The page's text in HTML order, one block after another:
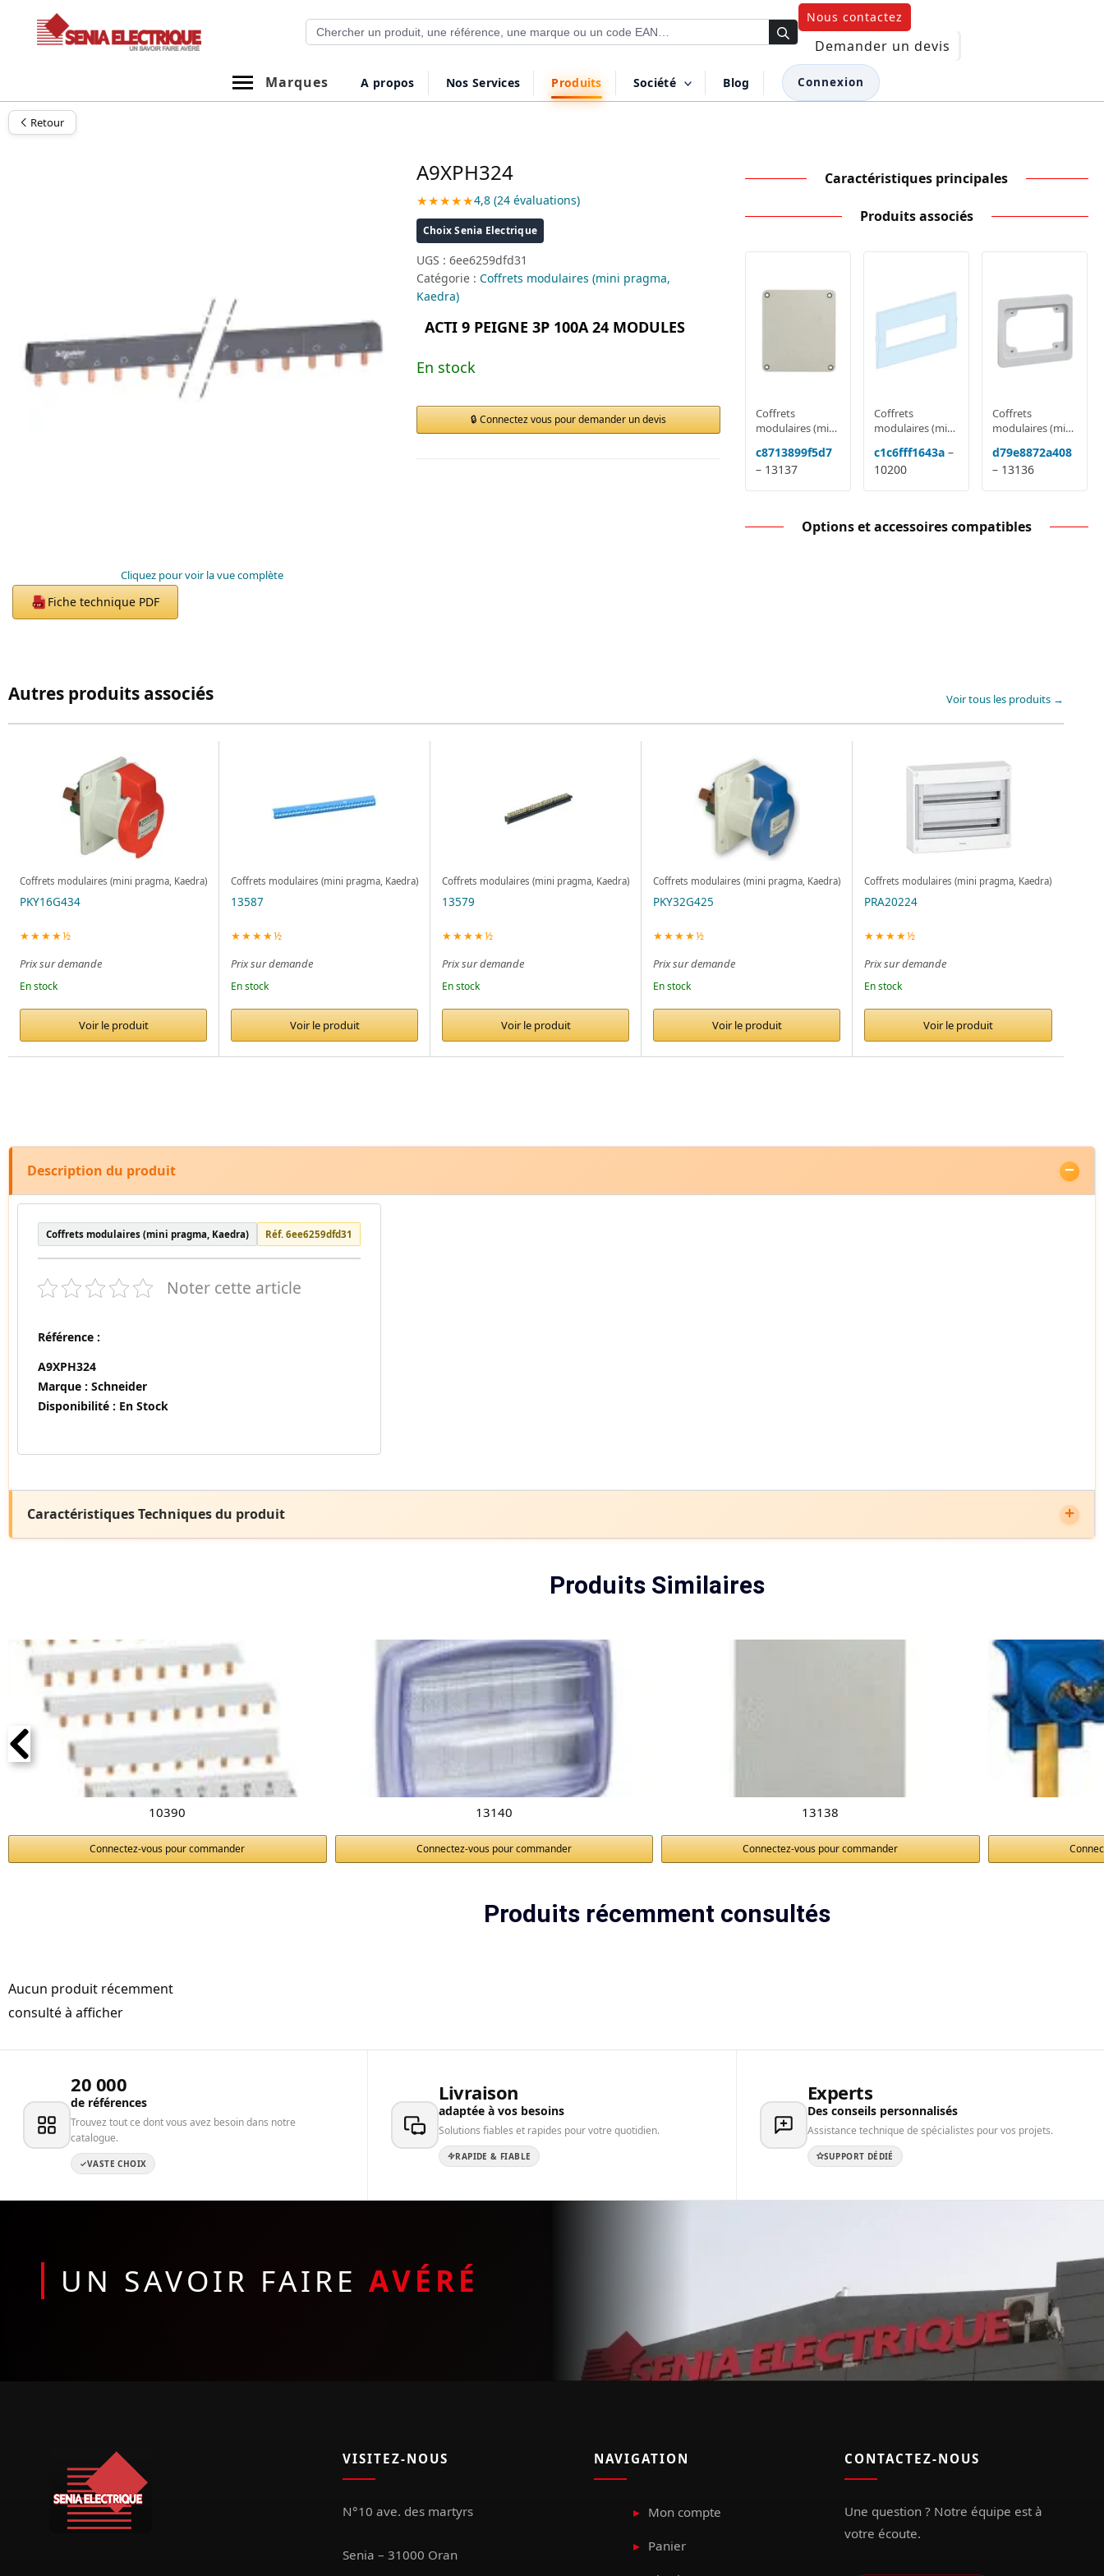
Recherche de produits
Nous contactez
Demander un devis
Marques
A propos Nos Services Produits Société Blog Connexion
Retour
Cliquez pour voir la vue complète
PDF Fiche technique PDF
A9XPH324
★★★★★4,8 (24 évaluations)
Choix Senia Electrique
UGS : 6ee6259dfd31
Catégorie : Coffrets modulaires (mini pragma,
Kaedra)
ACTI 9 PEIGNE 3P 100A 24 MODULES
En stock
Connectez vous pour demander un devis
Caractéristiques principales
Produits associés
Coffrets
modulaires (mini
c8713899f5d7
– 13137
Coffrets
modulaires (mini
c1c6fff1643a –
10200
Coffrets
modulaires (mini
d79e8872a408
– 13136
Options et accessoires compatibles
Autres produits associés Voir tous les produits →
Coffrets modulaires (mini pragma, Kaedra)
PKY16G434
★★★★½
Prix sur demande
En stock
Voir le produit
Coffrets modulaires (mini pragma, Kaedra)
13587
★★★★½
Prix sur demande
En stock
Voir le produit
Coffrets modulaires (mini pragma, Kaedra)
13579
★★★★½
Prix sur demande
En stock
Voir le produit
Coffrets modulaires (mini pragma, Kaedra)
PKY32G425
★★★★½
Prix sur demande
En stock
Voir le produit
Coffrets modulaires (mini pragma, Kaedra)
PRA20224
★★★★½
Prix sur demande
En stock
Voir le produit
Description du produit
Coffrets modulaires (mini pragma, Kaedra) Réf. 6ee6259dfd31
Noter cette article
Référence :
A9XPH324
Marque : Schneider
Disponibilité : En Stock
Caractéristiques Techniques du produit
Produits Similaires
10390
Connectez-vous pour commander
13140
Connectez-vous pour commander
13138
Connectez-vous pour commander
Produits récemment consultés
Aucun produit récemment
consulté à afficher
20 000
de références
Trouvez tout ce dont vous avez besoin dans notre
catalogue.
VASTE CHOIX
Livraison
adaptée à vos besoins
Solutions fiables et rapides pour votre quotidien.
RAPIDE & FIABLE
Experts
Des conseils personnalisés
Assistance technique de spécialistes pour vos projets.
SUPPORT DÉDIÉ
UN SAVOIR FAIRE AVÉRÉ
VISITEZ-NOUS
N°10 ave. des martyrs
Senia – 31000 Oran
NAVIGATION
Mon compte
Panier
CONTACTEZ-NOUS
Une question ? Notre équipe est à
votre écoute.